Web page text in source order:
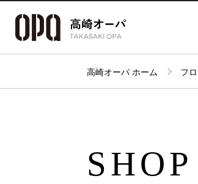
高崎オーパ ホーム フ